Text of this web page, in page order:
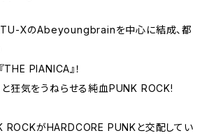
XのAbeyoungbrainを中心に結成、都
PIANICA』！
と狂気をうねらせる純血PUNK ROCK!
がHARDCORE PUNKと交配してい